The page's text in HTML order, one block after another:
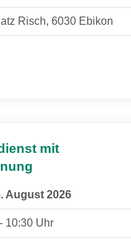
Risch, 6030 Ebikon
mit
August 2026
10:30 Uhr